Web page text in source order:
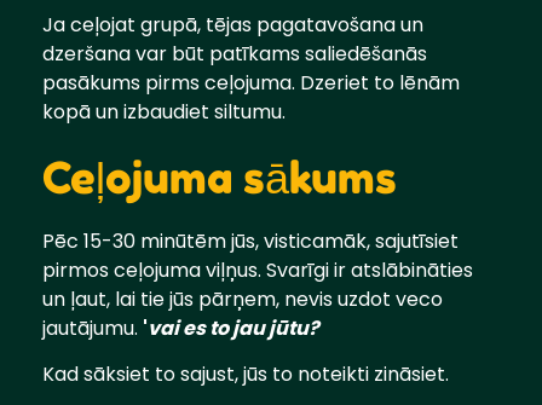
Ja ceļojat grupā, tējas pagatavošana un
dzeršana var būt patīkams saliedēšanās
pasākums pirms ceļojuma. Dzeriet to lēnām
kopā un izbaudiet siltumu.
Ceļojuma sākums
Pēc 15-30 minūtēm jūs, visticamāk, sajutīsiet
pirmos ceļojuma viļņus. Svarīgi ir atslābināties
un ļaut, lai tie jūs pārņem, nevis uzdot veco
jautājumu. 'vai es to jau jūtu?
Kad sāksiet to sajust, jūs to noteikti zināsiet.